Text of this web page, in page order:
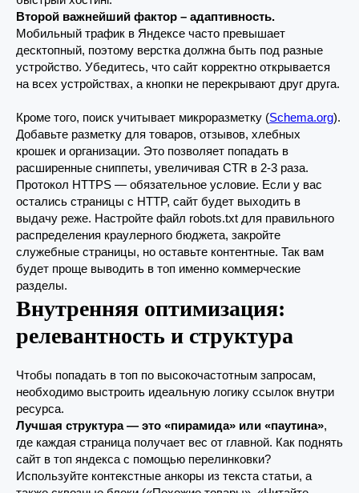
Второй важнейший фактор – адаптивность.
Мобильный трафик в Яндексе часто превышает
десктопный, поэтому верстка должна быть под разные
устройство. Убедитесь, что сайт корректно открывается
на всех устройствах, а кнопки не перекрывают друг друга.
Кроме того, поиск учитывает микроразметку (Schema.org).
Добавьте разметку для товаров, отзывов, хлебных
крошек и организации. Это позволяет попадать в
расширенные сниппеты, увеличивая CTR в 2-3 раза.
Протокол HTTPS — обязательное условие. Если у вас
остались страницы с HTTP, сайт будет выходить в
выдачу реже. Настройте файл robots.txt для правильного
распределения краулерного бюджета, закройте
служебные страницы, но оставьте контентные. Так вам
будет проще выводить в топ именно коммерческие
разделы.
Внутренняя оптимизация:
релевантность и структура
Чтобы попадать в топ по высокочастотным запросам,
необходимо выстроить идеальную логику ссылок внутри
ресурса.
Лучшая структура — это «пирамида» или «паутина»,
где каждая страница получает вес от главной. Как поднять
сайт в топ яндекса с помощью перелинковки?
Используйте контекстные анкоры из текста статьи, а